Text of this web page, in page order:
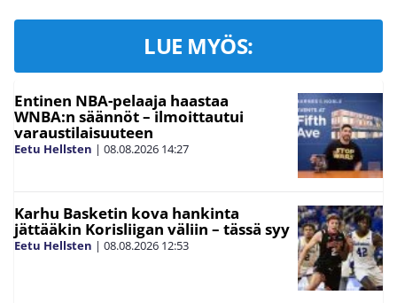
LUE MYÖS:
Entinen NBA-pelaaja haastaa
WNBA:n säännöt – ilmoittautui
varaustilaisuuteen
Eetu Hellsten | 08.08.2026 14:27
Karhu Basketin kova hankinta
jättääkin Korisliigan väliin – tässä syy
Eetu Hellsten | 08.08.2026 12:53